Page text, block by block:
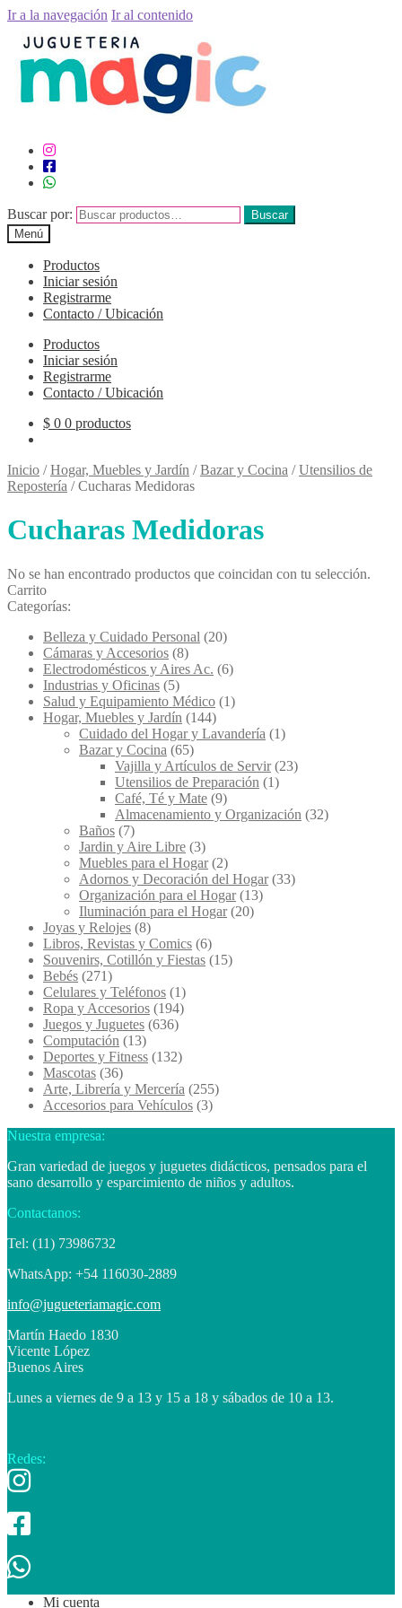
Ir a la navegación Ir al contenido
Buscar por:
Buscar
Menú
Productos
Iniciar sesión
Registrarme
Contacto / Ubicación
Productos
Iniciar sesión
Registrarme
Contacto / Ubicación
$ 0 0 productos
Inicio /Hogar, Muebles y Jardín /Bazar y Cocina /Utensilios de
Repostería /Cucharas Medidoras
Cucharas Medidoras
No se han encontrado productos que coincidan con tu selección.
Carrito
Categorías:
Belleza y Cuidado Personal (20)
Cámaras y Accesorios (8)
Electrodomésticos y Aires Ac. (6)
Industrias y Oficinas (5)
Salud y Equipamiento Médico (1)
Hogar, Muebles y Jardín (144)
Cuidado del Hogar y Lavandería (1)
Bazar y Cocina (65)
Vajilla y Artículos de Servir (23)
Utensilios de Preparación (1)
Café, Té y Mate (9)
Almacenamiento y Organización (32)
Baños (7)
Jardin y Aire Libre (3)
Muebles para el Hogar (2)
Adornos y Decoración del Hogar (33)
Organización para el Hogar (13)
Iluminación para el Hogar (20)
Joyas y Relojes (8)
Libros, Revistas y Comics (6)
Souvenirs, Cotillón y Fiestas (15)
Bebés (271)
Celulares y Teléfonos (1)
Ropa y Accesorios (194)
Juegos y Juguetes (636)
Computación (13)
Deportes y Fitness (132)
Mascotas (36)
Arte, Librería y Mercería (255)
Accesorios para Vehículos (3)
Nuestra empresa:
Gran variedad de juegos y juguetes didácticos, pensados para el
sano desarrollo y esparcimiento de niños y adultos.
Contactanos:
Tel: (11) 73986732
WhatsApp: +54 116030-2889
info@jugueteriamagic.com
Martín Haedo 1830
Vicente López
Buenos Aires
Lunes a viernes de 9 a 13 y 15 a 18 y sábados de 10 a 13.
Redes:
Mi cuenta